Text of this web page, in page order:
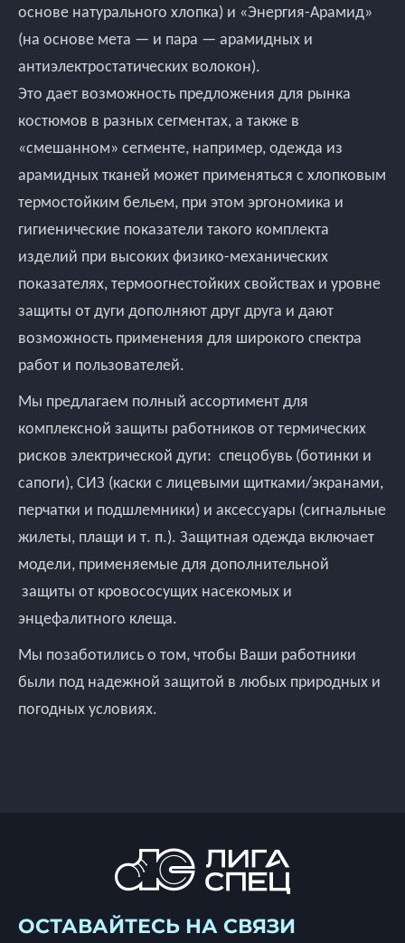
основе натурального хлопка) и «Энергия-Арамид»
(на основе мета — и пара — арамидных и
антиэлектростатических волокон).
Это дает возможность предложения для рынка
костюмов в разных сегментах, а также в
«смешанном» сегменте, например, одежда из
арамидных тканей может применяться с хлопковым
термостойким бельем, при этом эргономика и
гигиенические показатели такого комплекта
изделий при высоких физико-механических
показателях, термоогнестойких свойствах и уровне
защиты от дуги дополняют друг друга и дают
возможность применения для широкого спектра
работ и пользователей.
Мы предлагаем полный ассортимент для
комплексной защиты работников от термических
рисков электрической дуги: спецобувь (ботинки и
сапоги), СИЗ (каски с лицевыми щитками/экранами,
перчатки и подшлемники) и аксессуары (сигнальные
жилеты, плащи и т. п.). Защитная одежда включает
модели, применяемые для дополнительной
защиты от кровососущих насекомых и
энцефалитного клеща.
Мы позаботились о том, чтобы Ваши работники
были под надежной защитой в любых природных и
погодных условиях.
ОСТАВАЙТЕСЬ НА СВЯЗИ